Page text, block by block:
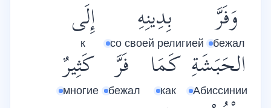
وَفَرَّ
бежал
بِدِينِهِ
со своей религией
إِلَى
к
الحَبَشَةِ
Абиссинии
كَمَا
как
فَرَّ
бежал
كَثِيرٌ
многие